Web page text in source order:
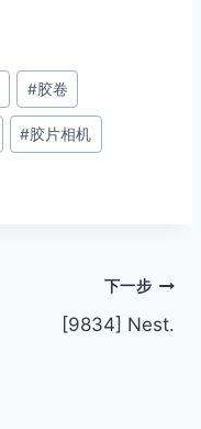
#胶卷
#胶片相机
下一步
[9834] Nest.